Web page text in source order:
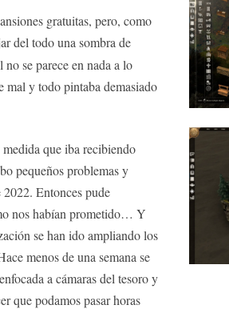
gratuitas, pero, como
del todo una sombra de
se parece en nada a lo
y todo pintaba demasiado
que iba recibiendo
pequeños problemas y
Entonces pude
nos habían prometido… Y
se han ido ampliando los
menos de una semana se
a cámaras del tesoro y
que podamos pasar horas